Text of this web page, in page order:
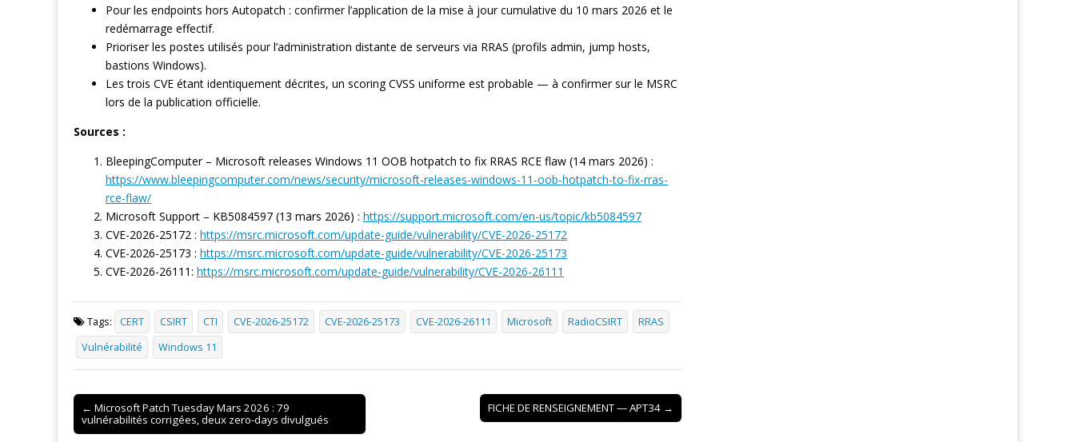
Pour les endpoints hors Autopatch : confirmer l’application de la mise à jour cumulative du 10 mars 2026 et le
redémarrage effectif.
Prioriser les postes utilisés pour l’administration distante de serveurs via RRAS (profils admin, jump hosts,
bastions Windows).
Les trois CVE étant identiquement décrites, un scoring CVSS uniforme est probable — à confirmer sur le MSRC
lors de la publication officielle.
Sources :
BleepingComputer – Microsoft releases Windows 11 OOB hotpatch to fix RRAS RCE flaw (14 mars 2026) :
https://www.bleepingcomputer.com/news/security/microsoft-releases-windows-11-oob-hotpatch-to-fix-rras-
rce-flaw/
Microsoft Support – KB5084597 (13 mars 2026) : https://support.microsoft.com/en-us/topic/kb5084597
CVE-2026-25172 : https://msrc.microsoft.com/update-guide/vulnerability/CVE-2026-25172
CVE-2026-25173 : https://msrc.microsoft.com/update-guide/vulnerability/CVE-2026-25173
CVE-2026-26111: https://msrc.microsoft.com/update-guide/vulnerability/CVE-2026-26111
Tags: CERT CSIRT CTI CVE-2026-25172 CVE-2026-25173 CVE-2026-26111 Microsoft RadioCSIRT
RRAS
Vulnérabilité
Windows 11
Post
navigation
← Microsoft Patch Tuesday Mars 2026 : 79
vulnérabilités corrigées, deux zero-days divulgués
FICHE DE RENSEIGNEMENT — APT34 →